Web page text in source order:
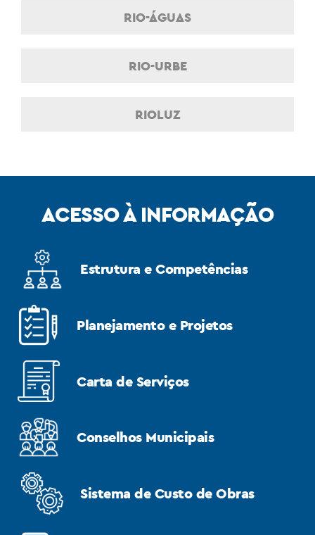
RIO-ÁGUAS
RIO-URBE
RIOLUZ
ACESSO À INFORMAÇÃO
Estrutura e Competências
Planejamento e Projetos
Carta de Serviços
Conselhos Municipais
Sistema de Custo de Obras